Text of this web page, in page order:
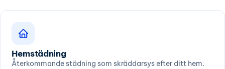
Hemstädning
Återkommande städning som skräddarsys efter ditt hem.